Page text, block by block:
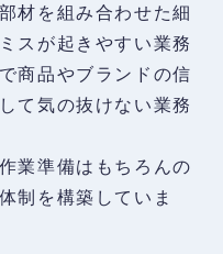
材を組み合わせた細
スが起きやすい業務
商品やブランドの信
て気の抜けない業務
業準備はもちろんの
制を構築していま